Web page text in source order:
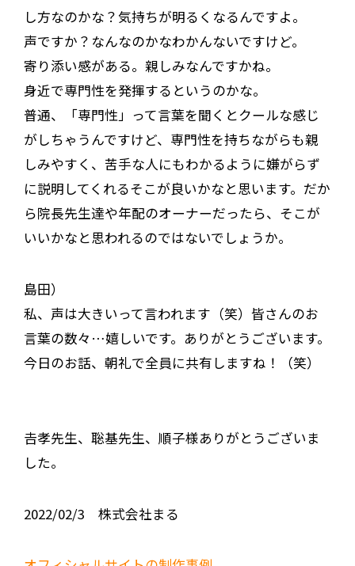
し方なのかな？気持ちが明るくなるんですよ。
声ですか？なんなのかなわかんないですけど。
寄り添い感がある。親しみなんですかね。
身近で専門性を発揮するというのかな。
普通、「専門性」って言葉を聞くとクールな感じ
がしちゃうんですけど、専門性を持ちながらも親
しみやすく、苦手な人にもわかるように嫌がらず
に説明してくれるそこが良いかなと思います。だか
ら院長先生達や年配のオーナーだったら、そこが
いいかなと思われるのではないでしょうか。
島田）
私、声は大きいって言われます（笑）皆さんのお
言葉の数々…嬉しいです。ありがとうございます。
今日のお話、朝礼で全員に共有しますね！（笑）
𠮷孝先生、聡基先生、順子様ありがとうございま
した。
2022/02/3 株式会社まる